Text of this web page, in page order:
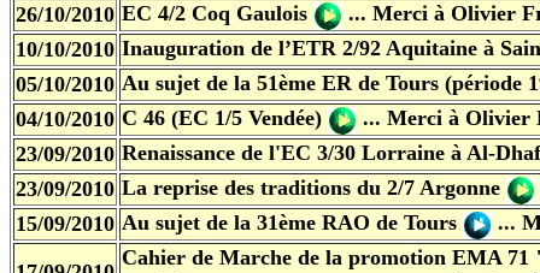
26/10/2010 EC 4/2 Coq Gaulois ... Merci à Olivier
10/10/2010 Inauguration de l’ETR 2/92 Aquitaine à
05/10/2010 Au sujet de la 51ème ER de Tours (période
04/10/2010 C 46 (EC 1/5 Vendée) ... Merci à Olivier
23/09/2010 Renaissance de l'EC 3/30 Lorraine à Al-
23/09/2010 La reprise des traditions du 2/7 Argonne
15/09/2010 Au sujet de la 31ème RAO de Tours ...
Cahier de Marche de la promotion EMA